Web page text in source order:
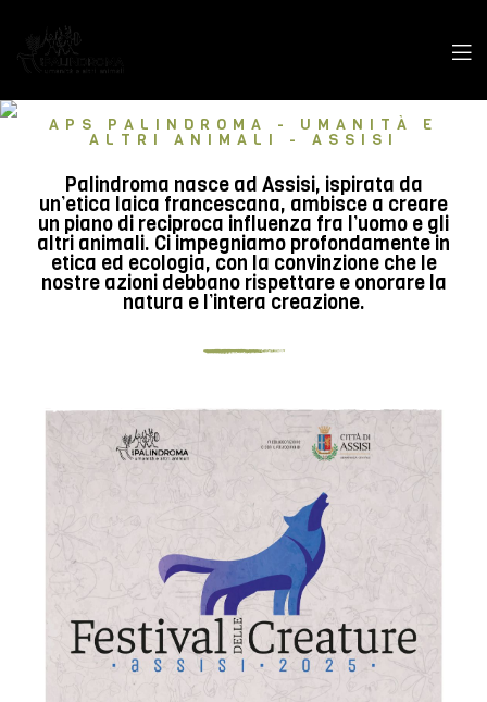
APS PALINDROMA - UMANITÀ E
ALTRI ANIMALI - ASSISI
Palindroma nasce ad Assisi, ispirata da
un’etica laica francescana, ambisce a creare
un piano di reciproca influenza fra l’uomo e gli
altri animali. Ci impegniamo profondamente in
etica ed ecologia, con la convinzione che le
nostre azioni debbano rispettare e onorare la
natura e l’intera creazione.